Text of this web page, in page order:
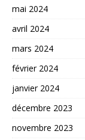
mai 2024
avril 2024
mars 2024
février 2024
janvier 2024
décembre 2023
novembre 2023